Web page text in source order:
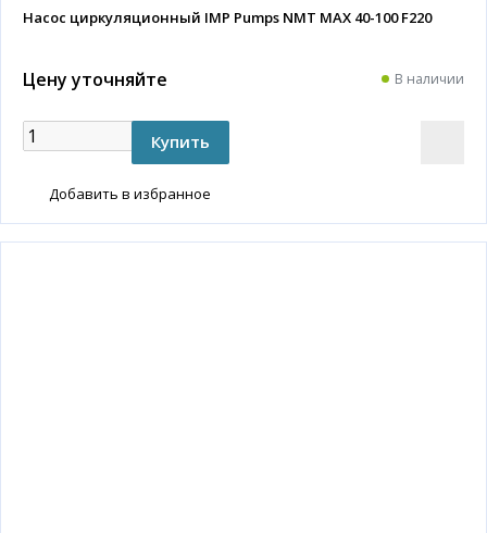
Насос циркуляционный IMP Pumps NMT MAX 40-100 F220
Цену уточняйте В наличии
Добавить в избранное